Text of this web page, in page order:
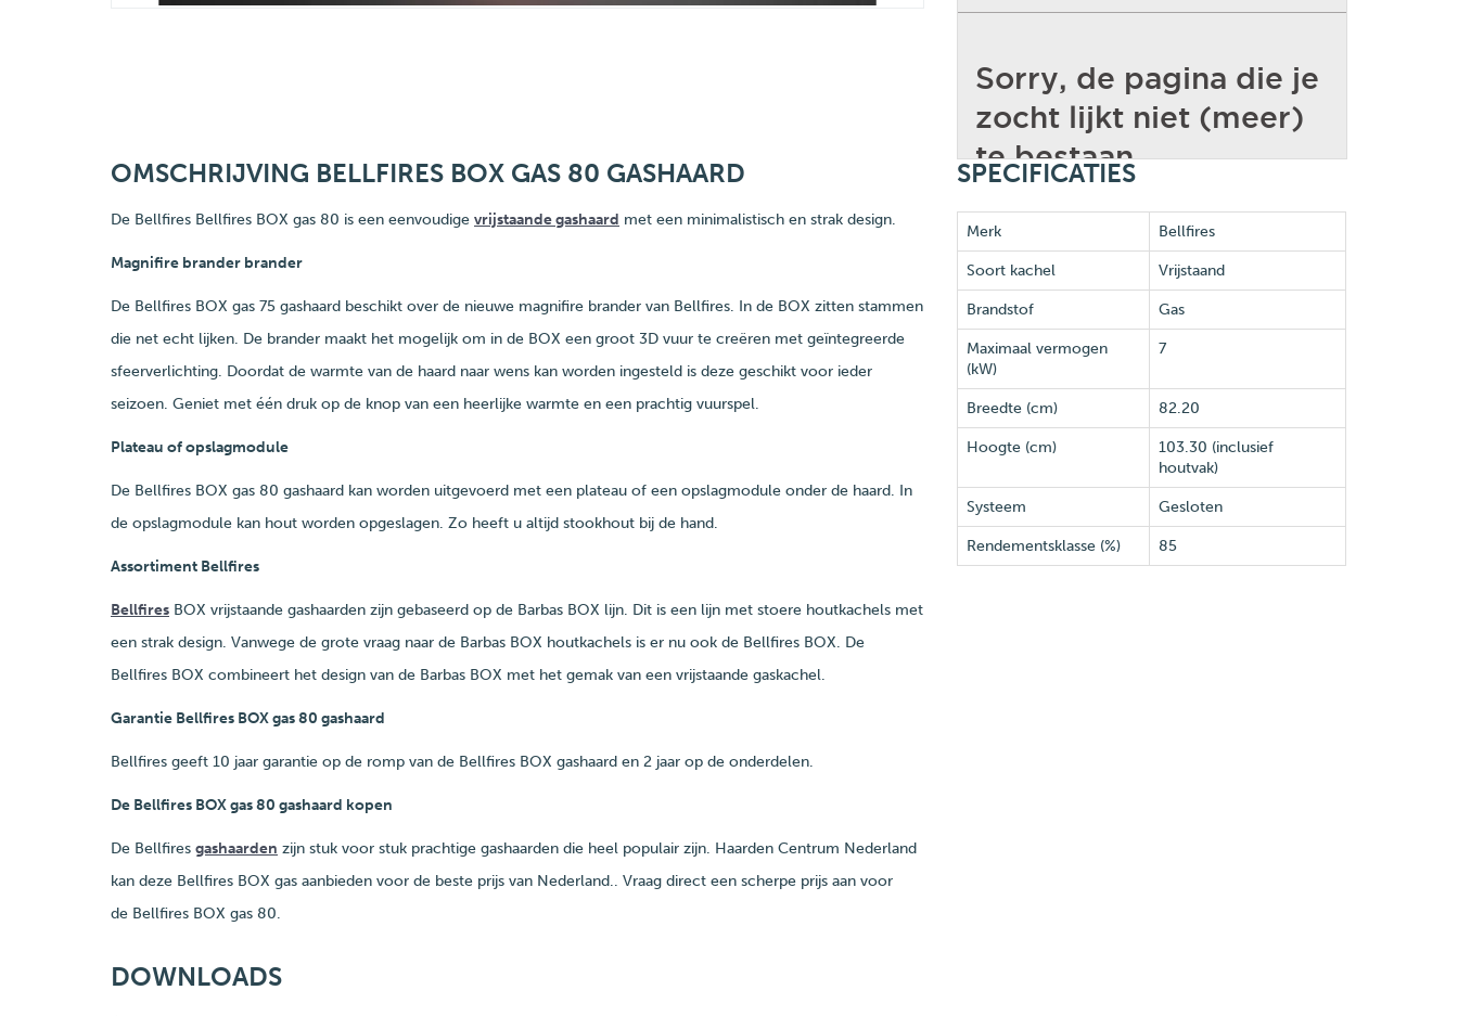
OMSCHRIJVING BELLFIRES BOX GAS 80 GASHAARD
De Bellfires Bellfires BOX gas 80 is een eenvoudige vrijstaande gashaard met een minimalistisch en strak design.
Magnifire brander brander
De Bellfires BOX gas 75 gashaard beschikt over de nieuwe magnifire brander van Bellfires. In de BOX zitten stammen
die net echt lijken. De brander maakt het mogelijk om in de BOX een groot 3D vuur te creëren met geïntegreerde
sfeerverlichting. Doordat de warmte van de haard naar wens kan worden ingesteld is deze geschikt voor ieder
seizoen. Geniet met één druk op de knop van een heerlijke warmte en een prachtig vuurspel.
Plateau of opslagmodule
De Bellfires BOX gas 80 gashaard kan worden uitgevoerd met een plateau of een opslagmodule onder de haard. In
de opslagmodule kan hout worden opgeslagen. Zo heeft u altijd stookhout bij de hand.
Assortiment Bellfires
Bellfires BOX vrijstaande gashaarden zijn gebaseerd op de Barbas BOX lijn. Dit is een lijn met stoere houtkachels met
een strak design. Vanwege de grote vraag naar de Barbas BOX houtkachels is er nu ook de Bellfires BOX. De
Bellfires BOX combineert het design van de Barbas BOX met het gemak van een vrijstaande gaskachel.
Garantie Bellfires BOX gas 80 gashaard
Bellfires geeft 10 jaar garantie op de romp van de Bellfires BOX gashaard en 2 jaar op de onderdelen.
De Bellfires BOX gas 80 gashaard kopen
De Bellfires gashaarden zijn stuk voor stuk prachtige gashaarden die heel populair zijn. Haarden Centrum Nederland
kan deze Bellfires BOX gas aanbieden voor de beste prijs van Nederland.. Vraag direct een scherpe prijs aan voor
de Bellfires BOX gas 80.
DOWNLOADS
SPECIFICATIES
Merk Bellfires
Soort kachel Vrijstaand
Brandstof Gas
Maximaal vermogen
(kW)
7
Breedte (cm) 82.20
Hoogte (cm)
103.30 (inclusief
houtvak)
Systeem Gesloten
Rendementsklasse (%) 85